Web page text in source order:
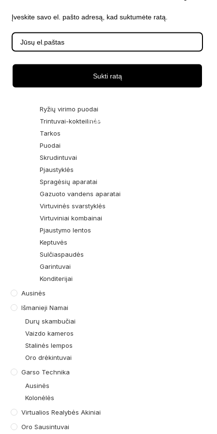
Gruzdintuvės
Ryžių virimo puodai
Trintuvai-kokteilinės
Tarkos
Puodai
Skrudintuvai
Pjaustyklės
Spragėsių aparatai
Gazuoto vandens aparatai
Virtuvinės svarstyklės
Virtuviniai kombainai
Pjaustymo lentos
Keptuvės
Sulčiaspaudės
Garintuvai
Konditerijai
Ausinės
Išmanieji Namai
Durų skambučiai
Vaizdo kameros
Stalinės lempos
Oro drėkintuvai
Garso Technika
Ausinės
Kolonėlės
Virtualios Realybės Akiniai
Oro Sausintuvai
Įveskite savo el. pašto adresą, kad suktumėte ratą.
Sukti ratą